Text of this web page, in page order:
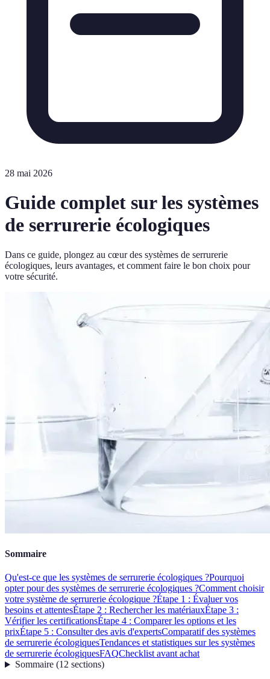
28 mai 2026
Guide complet sur les systèmes
de serrurerie écologiques
Dans ce guide, plongez au cœur des systèmes de serrurerie
écologiques, leurs avantages, et comment faire le bon choix pour
votre sécurité.
Sommaire
Qu'est-ce que les systèmes de serrurerie écologiques ?Pourquoi
opter pour des systèmes de serrurerie écologiques ?Comment choisir
votre système de serrurerie écologique ?Étape 1 : Évaluer vos
besoins et attentesÉtape 2 : Rechercher les matériauxÉtape 3 :
Vérifier les certificationsÉtape 4 : Comparer les options et les
prixÉtape 5 : Consulter des avis d'expertsComparatif des systèmes
de serrurerie écologiquesTendances et statistiques sur les systèmes
de serrurerie écologiquesFAQChecklist avant achat
Sommaire(12 sections)